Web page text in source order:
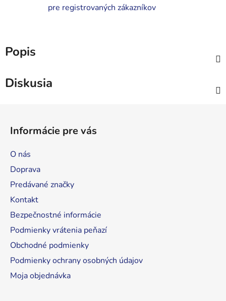
pre registrovaných zákazníkov
Popis
Diskusia
Informácie pre vás
O nás
Doprava
Predávané značky
Kontakt
Bezpečnostné informácie
Podmienky vrátenia peňazí
Obchodné podmienky
Podmienky ochrany osobných údajov
Moja objednávka